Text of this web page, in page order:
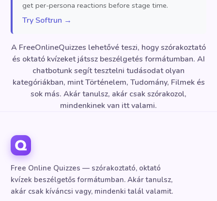
get per-persona reactions before stage time.
Try Softrun →
A FreeOnlineQuizzes lehetővé teszi, hogy szórakoztató
és oktató kvízeket játssz beszélgetés formátumban. AI
chatbotunk segít tesztelni tudásodat olyan
kategóriákban, mint Történelem, Tudomány, Filmek és
sok más. Akár tanulsz, akár csak szórakozol,
mindenkinek van itt valami.
Free Online Quizzes — szórakoztató, oktató
kvízek beszélgetős formátumban. Akár tanulsz,
akár csak kíváncsi vagy, mindenki talál valamit.